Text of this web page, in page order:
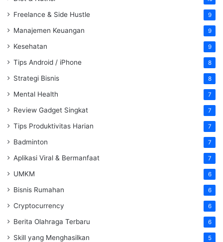
Freelance & Side Hustle 9
Manajemen Keuangan 9
Kesehatan 9
Tips Android / iPhone 8
Strategi Bisnis 8
Mental Health 7
Review Gadget Singkat 7
Tips Produktivitas Harian 7
Badminton 7
Aplikasi Viral & Bermanfaat 7
UMKM 6
Bisnis Rumahan 6
Cryptocurrency 6
Berita Olahraga Terbaru 6
Skill yang Menghasilkan 5